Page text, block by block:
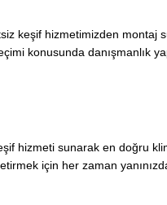
keşif hizmetimizden montaj
konusunda danışmanlık
hizmeti sunarak en doğru
için her zaman